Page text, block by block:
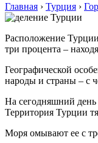
Главная › Турция ›
Расположение
три процента –
Географической
народы и страны – с
На сегодняшний
Территория Турции
Моря омывают ее с